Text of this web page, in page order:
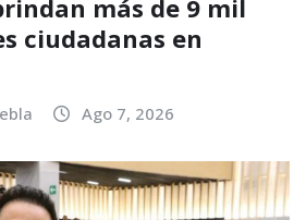
más de 9 mil
ciudadanas en
Ago 7, 2026